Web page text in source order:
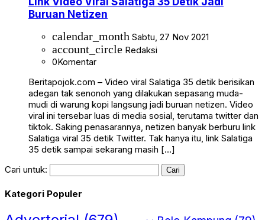
Buruan Netizen
calendar_month Sabtu, 27 Nov 2021
account_circle Redaksi
0Komentar
Beritapojok.com – Video viral Salatiga 35 detik berisikan
adegan tak senonoh yang dilakukan sepasang muda-
mudi di warung kopi langsung jadi buruan netizen. Video
viral ini tersebar luas di media sosial, terutama twitter dan
tiktok. Saking penasarannya, netizen banyak berburu link
Salatiga viral 35 detik Twitter. Tak hanya itu, link Salatiga
35 detik sampai sekarang masih […]
Cari untuk:
Kategori Populer